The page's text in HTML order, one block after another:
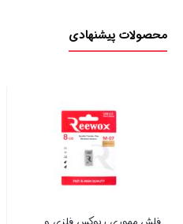
محصولات پیشنهادی